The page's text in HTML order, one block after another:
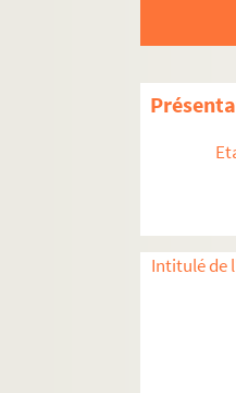
Intitulé de
6.
29